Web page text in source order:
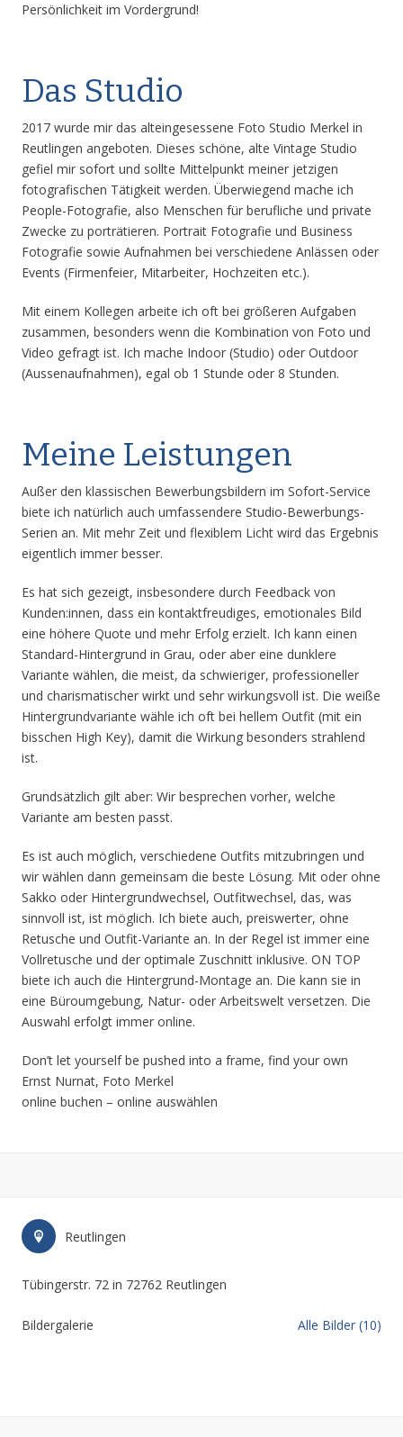
Persönlichkeit im Vordergrund!
Das Studio
2017 wurde mir das alteingesessene Foto Studio Merkel in
Reutlingen angeboten. Dieses schöne, alte Vintage Studio
gefiel mir sofort und sollte Mittelpunkt meiner jetzigen
fotografischen Tätigkeit werden. Überwiegend mache ich
People-Fotografie, also Menschen für berufliche und private
Zwecke zu porträtieren. Portrait Fotografie und Business
Fotografie sowie Aufnahmen bei verschiedene Anlässen oder
Events (Firmenfeier, Mitarbeiter, Hochzeiten etc.).
Mit einem Kollegen arbeite ich oft bei größeren Aufgaben
zusammen, besonders wenn die Kombination von Foto und
Video gefragt ist. Ich mache Indoor (Studio) oder Outdoor
(Aussenaufnahmen), egal ob 1 Stunde oder 8 Stunden.
Meine Leistungen
Außer den klassischen Bewerbungsbildern im Sofort-Service
biete ich natürlich auch umfassendere Studio-Bewerbungs-
Serien an. Mit mehr Zeit und flexiblem Licht wird das Ergebnis
eigentlich immer besser.
Es hat sich gezeigt, insbesondere durch Feedback von
Kunden:innen, dass ein kontaktfreudiges, emotionales Bild
eine höhere Quote und mehr Erfolg erzielt. Ich kann einen
Standard-Hintergrund in Grau, oder aber eine dunklere
Variante wählen, die meist, da schwieriger, professioneller
und charismatischer wirkt und sehr wirkungsvoll ist. Die weiße
Hintergrundvariante wähle ich oft bei hellem Outfit (mit ein
bisschen High Key), damit die Wirkung besonders strahlend
ist.
Grundsätzlich gilt aber: Wir besprechen vorher, welche
Variante am besten passt.
Es ist auch möglich, verschiedene Outfits mitzubringen und
wir wählen dann gemeinsam die beste Lösung. Mit oder ohne
Sakko oder Hintergrundwechsel, Outfitwechsel, das, was
sinnvoll ist, ist möglich. Ich biete auch, preiswerter, ohne
Retusche und Outfit-Variante an. In der Regel ist immer eine
Vollretusche und der optimale Zuschnitt inklusive. ON TOP
biete ich auch die Hintergrund-Montage an. Die kann sie in
eine Büroumgebung, Natur- oder Arbeitswelt versetzen. Die
Auswahl erfolgt immer online.
Don’t let yourself be pushed into a frame, find your own
Ernst Nurnat, Foto Merkel
online buchen – online auswählen
Reutlingen
Tübingerstr. 72 in 72762 Reutlingen
Bildergalerie Alle Bilder (10)